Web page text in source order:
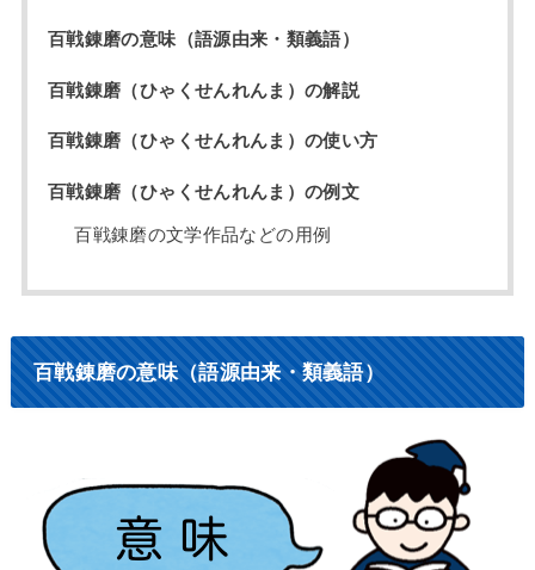
百戦錬磨の意味（語源由来・類義語）
百戦錬磨（ひゃくせんれんま）の解説
百戦錬磨（ひゃくせんれんま）の使い方
百戦錬磨（ひゃくせんれんま）の例文
百戦錬磨の文学作品などの用例
百戦錬磨の意味（語源由来・類義語）